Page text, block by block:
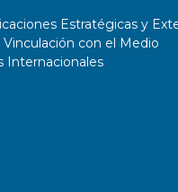
Estratégicas y
con el Medio
Internacionales